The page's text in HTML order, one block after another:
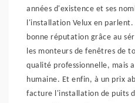
années d'existence et ses
l'installation Velux en
bonne réputation grâce au
les monteurs de fenêtres de
qualité professionnelle, mais
humaine. Et enfin, à un prix
facture l'installation de puits